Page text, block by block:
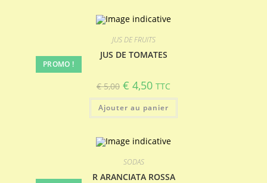
PROMO !
JUS DE FRUITS
JUS DE TOMATES
€5,00 Le
prix
initial
était :
€ 5,00.
€ 4,50Le
prix
actuel
est :
€ 4,50.
TTC
Ajouter au panier
SODAS
R ARANCIATA ROSSA